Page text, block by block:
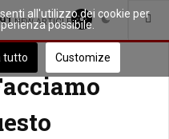
91 NEW ARTICLES
all'utilizzo dei cookie per
possibile.
tutto Customize